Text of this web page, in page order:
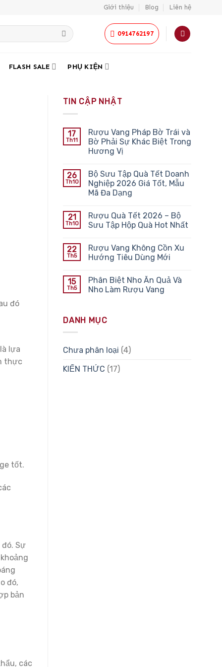
Giới thiệu Blog Liên hệ
0914762197
FLASH SALE PHỤ KIỆN
đó
lựa
thực
tốt.
Sự
đó,
bản
các
TIN CẬP NHẬT
17
Th11
Rượu Vang Pháp Bờ Trái và
Bờ Phải Sự Khác Biệt Trong
Hương Vị
26
Th10
Bộ Sưu Tập Quà Tết Doanh
Nghiệp 2026 Giá Tốt, Mẫu
Mã Đa Dạng
21
Th10
Rượu Quà Tết 2026 – Bộ
Sưu Tập Hộp Quà Hot Nhất
22
Th5
Rượu Vang Không Cồn Xu
Hướng Tiêu Dùng Mới
15
Th5
Phân Biệt Nho Ăn Quả Và
Nho Làm Rượu Vang
DANH MỤC
Chưa phân loại (4)
KIẾN THỨC (17)